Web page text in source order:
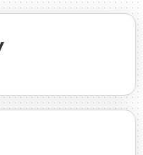
プログラマー
#プログ
介
良法人 #入社式
#